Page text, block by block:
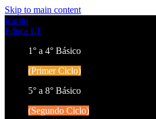
Skip to main content
Icarito
Educa LT
1° a 4° Básico
(Primer Ciclo)
5° a 8° Básico
(Segundo Ciclo)